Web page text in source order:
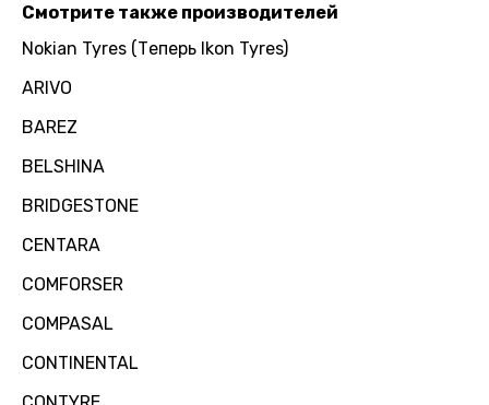
Смотрите также производителей
Nokian Tyres (Теперь Ikon Tyres)
ARIVO
BAREZ
BELSHINA
BRIDGESTONE
CENTARA
COMFORSER
COMPASAL
CONTINENTAL